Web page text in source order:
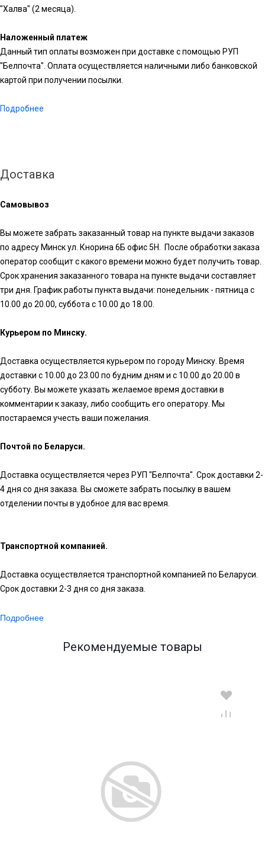
"Халва" (2 месяца).
Наложенный платеж
Данный тип оплаты возможен при доставке с помощью РУП
"Белпочта". Оплата осуществляется наличными либо банковской
картой при получении посылки.
Подробнее
Доставка
Самовывоз
Вы можете забрать заказанный товар на пункте выдачи заказов
по адресу Минск ул. Кнорина 6Б офис 5Н. После обработки заказа
оператор сообщит с какого времени можно будет получить товар.
Срок хранения заказанного товара на пункте выдачи составляет
три дня. График работы пункта выдачи: понедельник - пятница с
10.00 до 20.00, суббота с 10.00 до 18.00.
Курьером по Минску.
Доставка осуществляется курьером по городу Минску. Время
доставки с 10.00 до 23.00 по будним дням и с 10.00 до 20.00 в
субботу. Вы можете указать желаемое время доставки в
комментарии к заказу, либо сообщить его оператору. Мы
постараемся учесть ваши пожелания.
Почтой по Беларуси.
Доставка осуществляется через РУП "Белпочта". Срок доставки 2-
4 дня со дня заказа. Вы сможете забрать посылку в вашем
отделении почты в удобное для вас время.
Транспортной компанией.
Доставка осуществляется транспортной компанией по Беларуси.
Срок доставки 2-3 дня со дня заказа.
Подробнее
Рекомендуемые товары